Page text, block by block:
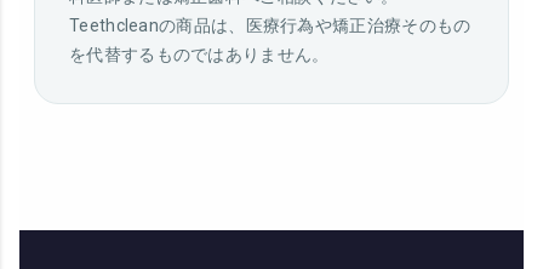
Teethcleanの商品は、医療行為や矯正治療そのもの
を代替するものではありません。